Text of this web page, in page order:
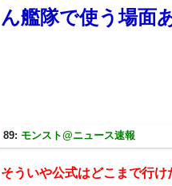
ん艦隊で使う場面
89: モンスト@ニュース速報
そういや公式はどこまで行け